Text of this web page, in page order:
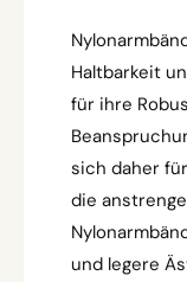
Haltbarkeit
für ihre
sich daher
die
und legere